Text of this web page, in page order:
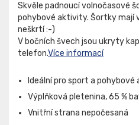
Skvěle padnoucí volnočasové
pohybové aktivity. Šortky mají
neškrtí :-)
V bočních švech jsou ukryty
telefon.Více informací
Ideální pro sport a
Výplňková pletenina, 65 %
Vnitřní strana nepočesaná